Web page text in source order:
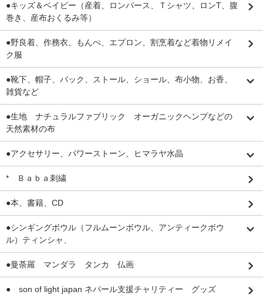
●キッズ＆ベイビー（産着、ロンパース、Ｔシャツ、ロンT、腹
巻き、産布おくるみ等）
●野良着、作務衣、もんぺ、エプロン、割烹着など着物リメイ
ク服
●靴下、帽子、バック、ストール、ショール、布小物、お香、
雑貨など
●生地 ナチュラルファブリック オーガニックヘンプなどの
天然素材の布
●アクセサリー、パワーストーン、ヒマラヤ水晶
* Ｂａｂａ刺繍
●本、書籍、CD
●シンギングボウル（フルムーンボウル、アンティークボウ
ル）ティンシャ、
●曼荼羅 マンダラ タンカ 仏画
● son of light japan ネパール支援チャリティー グッズ